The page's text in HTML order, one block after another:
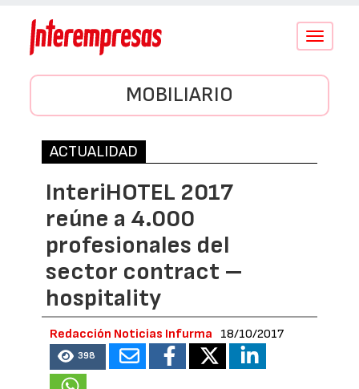
Conmutar
MOBILIARIO
ACTUALIDAD
InteriHOTEL 2017
reúne a 4.000
profesionales del
sector contract –
hospitality
Redacción Noticias Infurma 18/10/2017
398